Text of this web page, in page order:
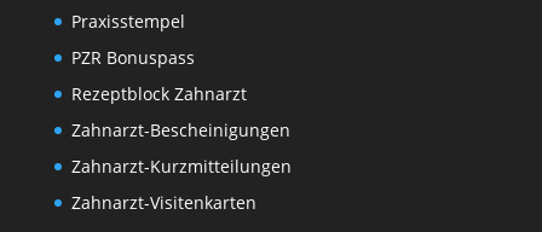
Praxisstempel
PZR Bonuspass
Rezeptblock Zahnarzt
Zahnarzt-Bescheinigungen
Zahnarzt-Kurzmitteilungen
Zahnarzt-Visitenkarten